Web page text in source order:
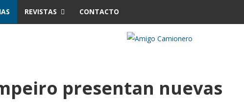
REVISTAS CONTACTO
presentan nuevas